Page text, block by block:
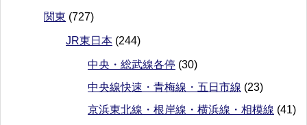
関東 (727)
JR東日本 (244)
中央・総武線各停 (30)
中央線快速・青梅線・五日市線 (23)
京浜東北線・根岸線・横浜線・相模線 (41)